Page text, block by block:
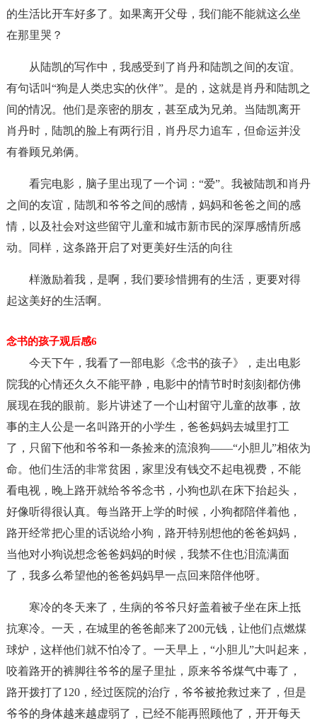
的生活比开车好多了。如果离开父母，我们能不能就这么坐
在那里哭？
从陆凯的写作中，我感受到了肖丹和陆凯之间的友谊。
有句话叫“狗是人类忠实的伙伴”。是的，这就是肖丹和陆凯之
间的情况。他们是亲密的朋友，甚至成为兄弟。当陆凯离开
肖丹时，陆凯的脸上有两行泪，肖丹尽力追车，但命运并没
有眷顾兄弟俩。
看完电影，脑子里出现了一个词：“爱”。我被陆凯和肖丹
之间的友谊，陆凯和爷爷之间的感情，妈妈和爸爸之间的感
情，以及社会对这些留守儿童和城市新市民的深厚感情所感
动。同样，这条路开启了对更美好生活的向往
样激励着我，是啊，我们要珍惜拥有的生活，更要对得
起这美好的生活啊。
念书的孩子观后感6
今天下午，我看了一部电影《念书的孩子》，走出电影
院我的心情还久久不能平静，电影中的情节时时刻刻都仿佛
展现在我的眼前。影片讲述了一个山村留守儿童的故事，故
事的主人公是一名叫路开的小学生，爸爸妈妈去城里打工
了，只留下他和爷爷和一条捡来的流浪狗——“小胆儿”相依为
命。他们生活的非常贫困，家里没有钱交不起电视费，不能
看电视，晚上路开就给爷爷念书，小狗也趴在床下抬起头，
好像听得很认真。每当路开上学的时候，小狗都陪伴着他，
路开经常把心里的话说给小狗，路开特别想他的爸爸妈妈，
当他对小狗说想念爸爸妈妈的时候，我禁不住也泪流满面
了，我多么希望他的爸爸妈妈早一点回来陪伴他呀。
寒冷的冬天来了，生病的爷爷只好盖着被子坐在床上抵
抗寒冷。一天，在城里的爸爸邮来了200元钱，让他们点燃煤
球炉，这样他们就不怕冷了。一天早上，“小胆儿”大叫起来，
咬着路开的裤脚往爷爷的屋子里扯，原来爷爷煤气中毒了，
路开拨打了120，经过医院的治疗，爷爷被抢救过来了，但是
爷爷的身体越来越虚弱了，已经不能再照顾他了，开开每天